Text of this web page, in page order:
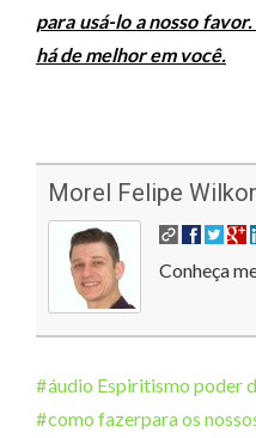
para usá-lo a nosso
há de melhor em você.
Morel Felipe
Conheça
áudio Espiritismo poder
como fazerpara os